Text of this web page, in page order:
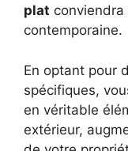
plat
contemporaine.
En optant pour
spécifiques,
en véritable
extérieur,